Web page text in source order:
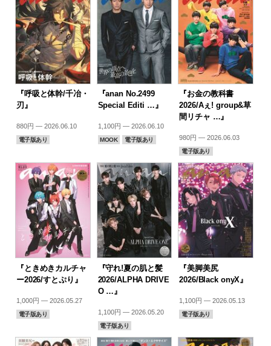
『呼吸と体幹/千冶・
刃』
880円 — 2026.06.10
電子版あり
『anan No.2499
Special Editi …』
1,100円 — 2026.06.10
MOOK 電子版あり
『お金の教科書
2026/Aぇ! group&草
間リチャ …』
980円 — 2026.06.03
電子版あり
『ときめきカルチャ
ー2026/すとぷり』
1,000円 — 2026.05.27
電子版あり
『守れ!夏の肌と髪
2026/ALPHA DRIVE
O …』
1,100円 — 2026.05.20
電子版あり
『美脚美尻
2026/Black onyX』
1,100円 — 2026.05.13
電子版あり